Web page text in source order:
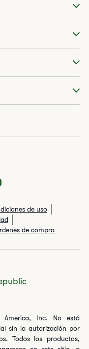
de uso
de compra
Inc. No está
sin la autorización por
Todos los productos,